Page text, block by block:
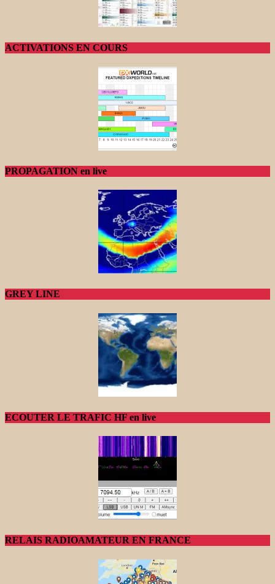
ACTIVATIONS EN COURS
PROPAGATION en live
GREY LINE
ECOUTER LE TRAFIC HF en live
RELAIS RADIOAMATEUR EN FRANCE